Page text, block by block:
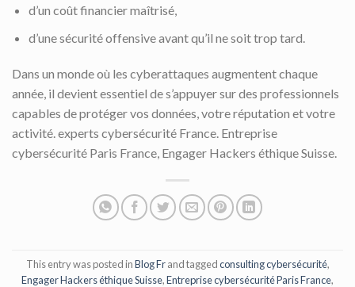
d’un coût financier maîtrisé,
d’une sécurité offensive avant qu’il ne soit trop tard.
Dans un monde où les cyberattaques augmentent chaque
année, il devient essentiel de s’appuyer sur des professionnels
capables de protéger vos données, votre réputation et votre
activité. experts cybersécurité France. Entreprise
cybersécurité Paris France, Engager Hackers éthique Suisse.
This entry was posted inBlog Frand taggedconsulting cybersécurité,
Engager Hackers éthique Suisse,Entreprise cybersécurité Paris France,